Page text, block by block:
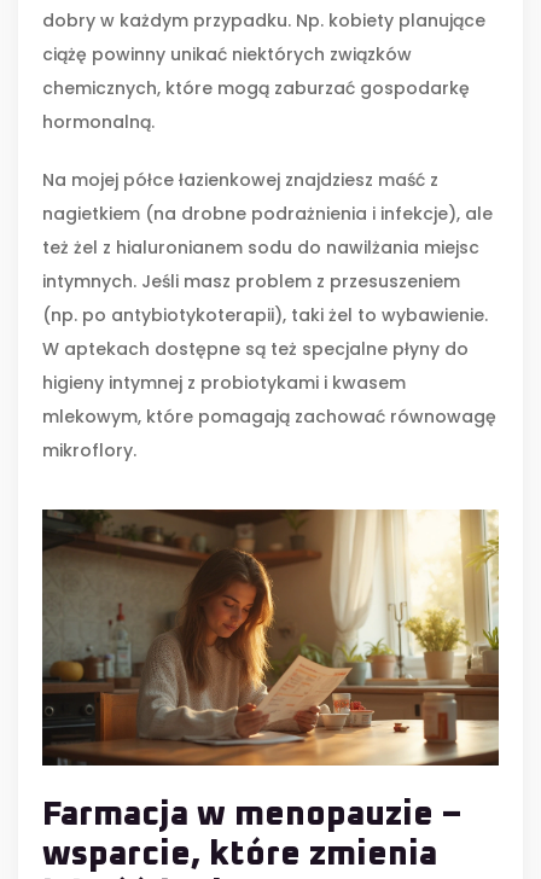
dobry w każdym przypadku. Np. kobiety planujące
ciążę powinny unikać niektórych związków
chemicznych, które mogą zaburzać gospodarkę
hormonalną.
Na mojej półce łazienkowej znajdziesz maść z
nagietkiem (na drobne podrażnienia i infekcje), ale
też żel z hialuronianem sodu do nawilżania miejsc
intymnych. Jeśli masz problem z przesuszeniem
(np. po antybiotykoterapii), taki żel to wybawienie.
W aptekach dostępne są też specjalne płyny do
higieny intymnej z probiotykami i kwasem
mlekowym, które pomagają zachować równowagę
mikroflory.
Farmacja w menopauzie –
wsparcie, które zmienia